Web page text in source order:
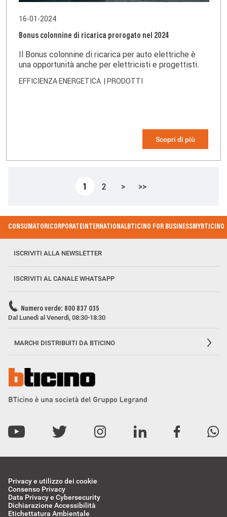
16-01-2024
Bonus colonnine di ricarica prorogato nel 2024
Il Bonus colonnine di ricarica per auto elettriche è
una opportunità anche per elettricisti e progettisti.
EFFICIENZA ENERGETICA | PRODOTTI
Scopri di più
Pagina
1 Pagina
2
Pagina
>
Ultima
>>
Footer
CONSUMATORICORPORATEINTERNATIONALBTICINO FOR BUSINESSMYBTICINO
ISCRIVITI ALLA NEWSLETTER
ISCRIVITI AL CANALE WHATSAPP
Numero verde: 800 837 035
Dal Lunedì al Venerdì, 08:30-18:30
MARCHI DISTRIBUITI DA BTICINO
Privacy e utilizzo dei cookie
Consenso Privacy
Data Privacy e Cybersecurity
Dichiarazione Accessibilità
Etichettatura Ambientale